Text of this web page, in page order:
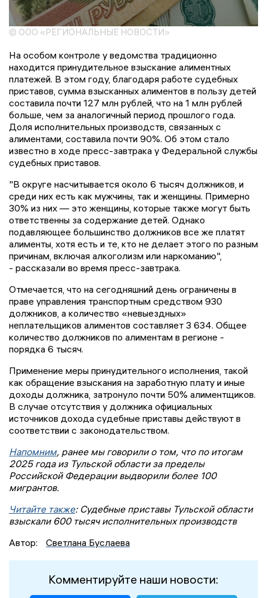
© ООО «РЕГИОНАЛЬНЫЕ НОВОСТИ»
На особом контроле у ведомства традиционно
находится принудительное взыскание алиментных
платежей. В этом году, благодаря работе судебных
приставов, сумма взысканных алиментов в пользу детей
составила почти 127 млн рублей, что на 1 млн рублей
больше, чем за аналогичный период прошлого года.
Доля исполнительных производств, связанных с
алиментами, составила почти 90%. Об этом стало
известно в ходе пресс-завтрака у Федеральной службы
судебных приставов.
"В округе насчитывается около 6 тысяч должников, и
среди них есть как мужчины, так и женщины. Примерно
30% из них — это женщины, которые также могут быть
ответственны за содержание детей. Однако
подавляющее большинство должников все же платят
алименты, хотя есть и те, кто не делает этого по разным
причинам, включая алкоголизм или наркоманию",
- рассказали во время пресс-завтрака.
Отмечается, что на сегодняшний день ограничены в
праве управления транспортным средством 930
должников, а количество «невыездных»
неплательщиков алиментов составляет 3 634. Общее
количество должников по алиментам в регионе -
порядка 6 тысяч.
Применение меры принудительного исполнения, такой
как обращение взыскания на заработную плату и иные
доходы должника, затронуло почти 50% алиментщиков.
В случае отсутствия у должника официальных
источников дохода судебные приставы действуют в
соответствии с законодательством.
Напомним, ранее мы говорили о том, что по итогам
2025 года из Тульской области за пределы
Российской Федерации выдворили более 100
мигрантов.
Читайте также: Судебные приставы Тульской области
взыскали 600 тысяч исполнительных производств
Автор:
Светлана Буслаева
Комментируйте наши новости: